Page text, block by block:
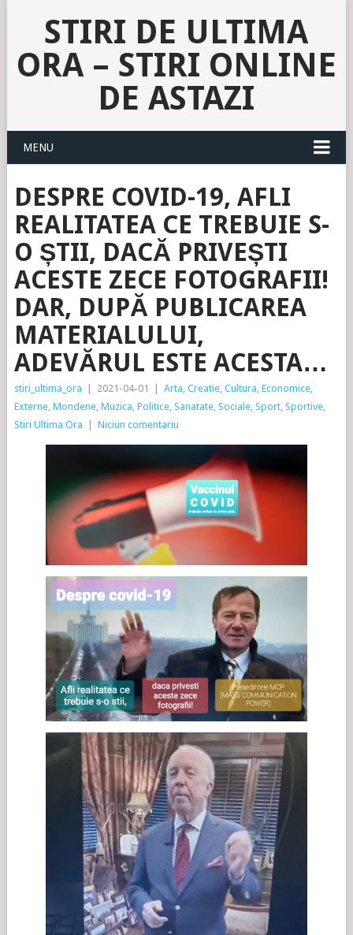
STIRI DE ULTIMA
ORA – STIRI ONLINE
DE ASTAZI
MENU
DESPRE COVID-19, AFLI
REALITATEA CE TREBUIE S-
O ȘTII, DACĂ PRIVEȘTI
ACESTE ZECE FOTOGRAFII!
DAR, DUPĂ PUBLICAREA
MATERIALULUI,
ADEVĂRUL ESTE ACESTA…
stiri_ultima_ora 2021-04-01 Arta, Creatie, Cultura, Economice,
Externe, Mondene, Muzica, Politice, Sanatate, Sociale, Sport, Sportive,
Stiri Ultima Ora
Niciun comentariu